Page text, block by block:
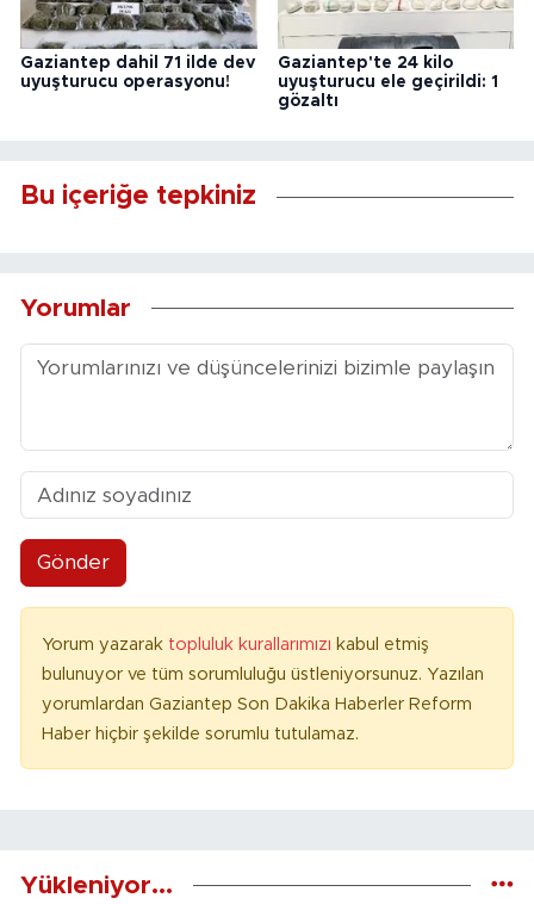
Gaziantep dahil 71 ilde dev
uyuşturucu operasyonu!
Gaziantep'te 24 kilo
uyuşturucu ele geçirildi: 1
gözaltı
Bu içeriğe tepkiniz
Yorumlar
Gönder
Yorum yazarak topluluk kurallarımızı kabul etmiş
bulunuyor ve tüm sorumluluğu üstleniyorsunuz. Yazılan
yorumlardan Gaziantep Son Dakika Haberler Reform
Haber hiçbir şekilde sorumlu tutulamaz.
Yükleniyor...